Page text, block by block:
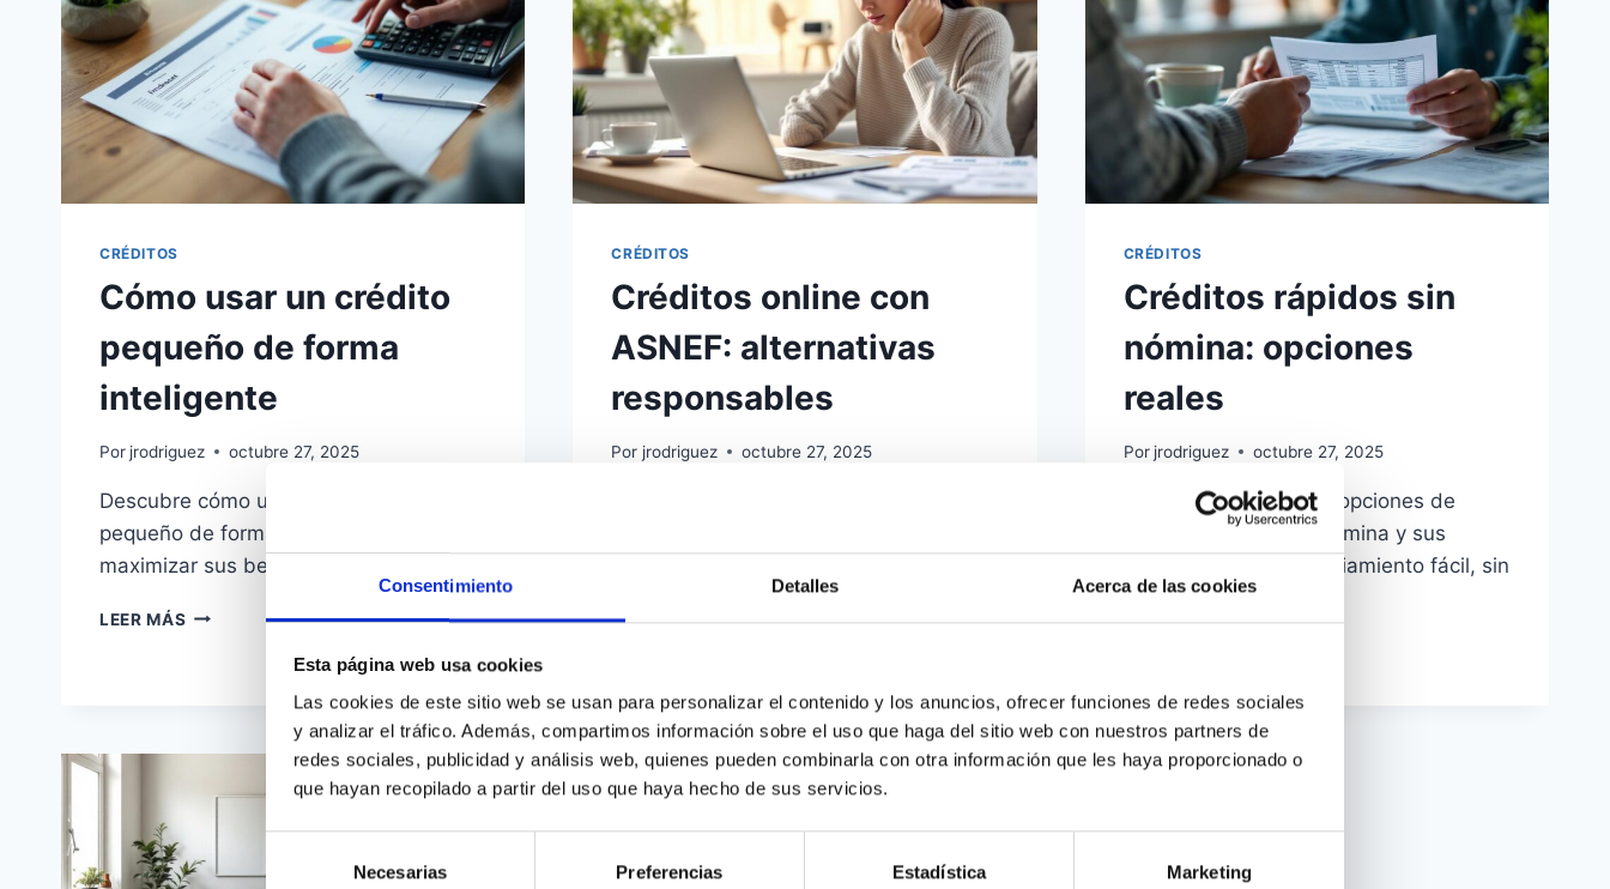
Consentimiento Detalles Acerca de las cookies
Esta página web usa cookies
Las cookies de este sitio web se usan para personalizar el contenido y los anuncios, ofrecer funciones de redes sociales
y analizar el tráfico. Además, compartimos información sobre el uso que haga del sitio web con nuestros partners de
redes sociales, publicidad y análisis web, quienes pueden combinarla con otra información que les haya proporcionado o
que hayan recopilado a partir del uso que haya hecho de sus servicios.
de
Necesarias Preferencias Estadística Marketing
CRÉDITOS
Cómo usar un crédito
pequeño de forma
inteligente
Por jrodriguez octubre 27, 2025
Descubre cómo usar un crédito
pequeño de forma inteligente y
maximizar sus beneficios.
LEER MÁS CÓMO
INTELIGENTE
CRÉDITOS
Créditos online con
ASNEF: alternativas
responsables
Por jrodriguez octubre 27, 2025
LEER MÁS
ALTERNATIVAS
RESPONSABLES
CRÉDITOS
Créditos rápidos sin
nómina: opciones
reales
Por jrodriguez octubre 27, 2025
Descubre las mejores opciones de
créditos rápidos sin nómina y sus
ventajas. Obtén financiamiento fácil, sin
papeleo y en minutos.
SIN
NÓMINA:
REALES